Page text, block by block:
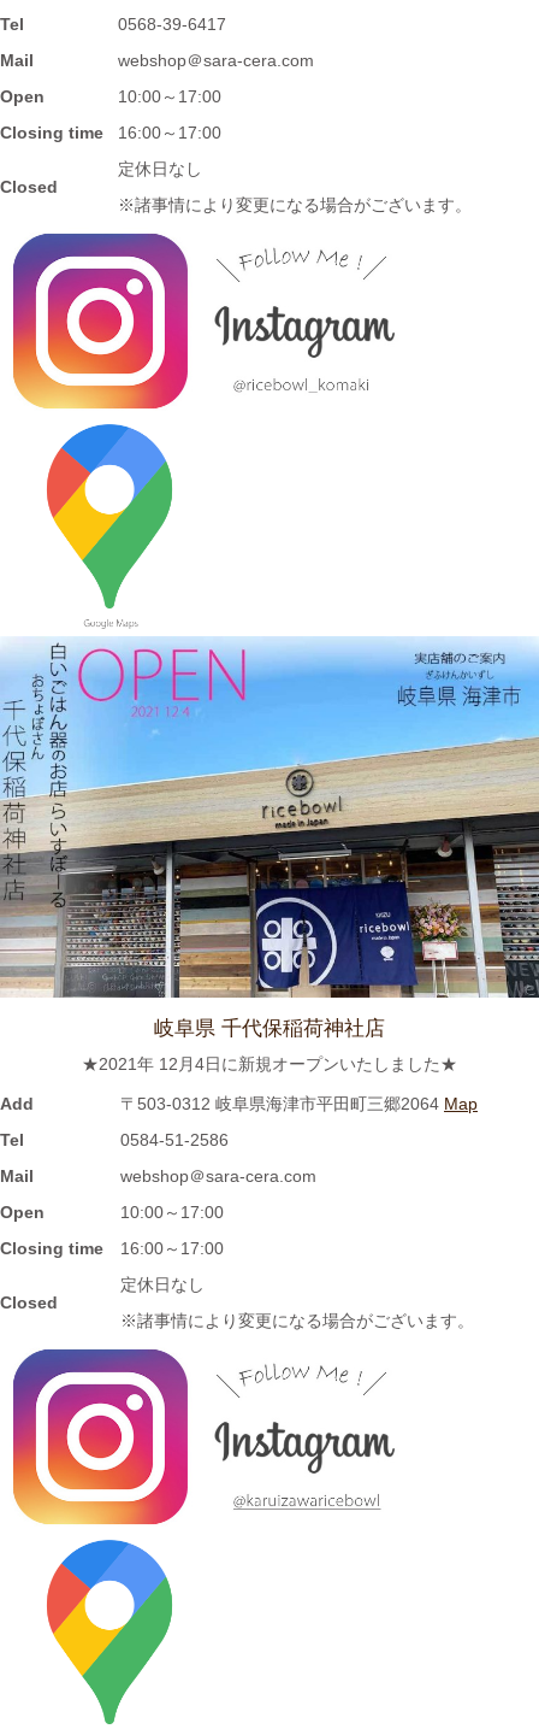
≪再入荷≫窯出し入荷しました♪松助窯 お野菜たっぷり担麺 タン
2023/10/25
≪新着商品≫ 波佐見焼の可愛いフルーツ柄平鉢新入荷しました♪
先行販売中！！
2023/10/23
≪おすすめ≫ あったか～いお茶にどうぞ！しのぎの湯飲み再入
荷しました♪焼きたてホヤホヤです★
2023/10/12
≪新着商品≫ 波佐見焼のアイテム新入荷しました♪ころころぱす
てるボーダーカップなど
2023/9/21
≪おすすめ≫ もうすぐ新米の季節
碗、入荷してます♪
2023/9/7
≪おすすめ≫ 食卓華やぐ✿信楽焼 蓮の葉プレート
2023/8/24
≪おすすめ≫ 満腹ッ☆松助窯 変型どんぶり
2023/8/10
≪おすすめ≫ 冷たい麺がすすりたいっ 松助 蕎麦猪口
≪おすすめ≫ホカホカご飯をもっとおいしく♪土と炎の香り 信楽
焼のご飯茶碗
2023/7/28
≪再入荷≫窯出し入荷しました♪松助窯 ストレートミニマグカッ
プ ピンクウェーブ釉
≪おすすめ≫暑さに負けない
窯 がっつり小丼
2023/7/13
≪新着商品≫ しのぎのアイテム入荷しました♪オーバルサラダト
レー
2023/7/6
≪新着商品≫ 波佐見焼♪かわいい小鉢入荷しました✿
2023/6/22
Tel
0568-39-6417
Mail
webshop＠sara-cera.com
Open
10:00～17:00
Closing time
16:00～17:00
Closed
定休日なし
※諸事情により変更になる場合がございます。
岐阜県 千代保稲荷神社店
★2021年 12月4日に新規オープンいたしました★
Add 〒503-0312 岐阜県海津市平田町三郷2064 Map
Tel
0584-51-2586
Mail
webshop＠sara-cera.com
Open
10:00～17:00
Closing time
16:00～17:00
Closed
定休日なし
※諸事情により変更になる場合がございます。